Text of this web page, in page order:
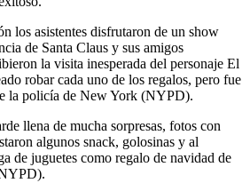
los asistentes disfrutaron de un show
de Santa Claus y sus amigos
la visita inesperada del personaje El
robar cada uno de los regalos, pero fue
la policía de New York (NYPD).
llena de mucha sorpresas, fotos con
algunos snack, golosinas y al
de juguetes como regalo de navidad de